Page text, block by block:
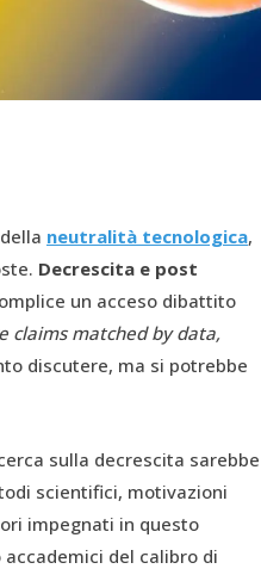
neutralità tecnologica,
Decrescita e post
un acceso dibattito
claims matched by data,
discutere, ma si potrebbe
sulla decrescita sarebbe
scientifici, motivazioni
impegnati in questo
del calibro di